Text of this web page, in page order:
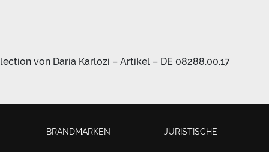
von Daria Karlozi – Artikel – DE 08288.00.17
BRANDMARKEN JURISTISCHE